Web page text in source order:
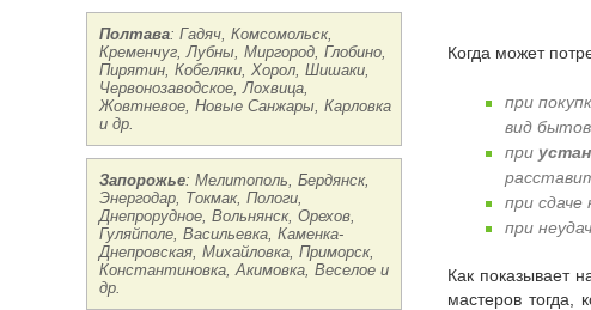
Полтава: Гадяч, Комсомольск,
Кременчуг, Лубны, Миргород, Глобино,
Пирятин, Кобеляки, Хорол, Шишаки,
Червонозаводское, Лохвица,
Жовтневое, Новые Санжары, Карловка
и др.
Запорожье: Мелитополь, Бердянск,
Энергодар, Токмак, Пологи,
Днепрорудное, Вольнянск, Орехов,
Гуляйполе, Васильевка, Каменка-
Днепровская, Михайловка, Приморск,
Константиновка, Акимовка, Веселое и
др.
Когда может
при
вид
при
при
при
Как показывает наш опыт, чаще всего клиенты нашей компании сталкиваются именно с последним пунктом этого списка – вызывают
мастеров тогда,